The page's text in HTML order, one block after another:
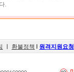
.
환불정책 원격지원요청